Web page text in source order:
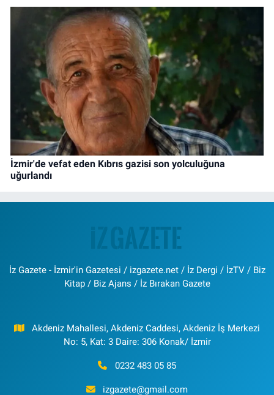
İzmir'de vefat eden Kıbrıs gazisi son yolculuğuna
uğurlandı
İz Gazete - İzmir'in Gazetesi / izgazete.net / İz Dergi / İzTV / Biz
Kitap / Biz Ajans / İz Bırakan Gazete
Akdeniz Mahallesi, Akdeniz Caddesi, Akdeniz İş Merkezi
No: 5, Kat: 3 Daire: 306 Konak/ İzmir
0232 483 05 85
izgazete@gmail.com